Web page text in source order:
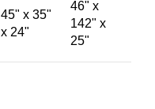
45" x 35"
x 24"
46" x
142" x
25"